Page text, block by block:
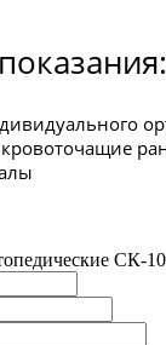
СК-